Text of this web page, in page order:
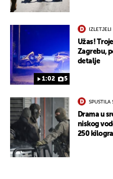
1:02 5
IZLETJELI
Užas!
Zagrebu,
detalje
SPUSTILA
Drama u
niskog
250